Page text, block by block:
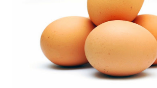
fermentacją. Dziś, wzorem naszych
spożywać przaśny, niekwaszony chleb.
podpłomyki to: wziąć mąkę, wodę i trochę
zagnieść ciasto, dodając mąkę w takiej ilości,
się do palców. Z kolei r...